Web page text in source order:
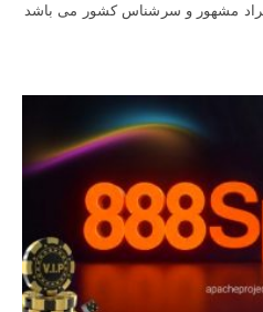
مشهور و سرشناس کشور می باشد